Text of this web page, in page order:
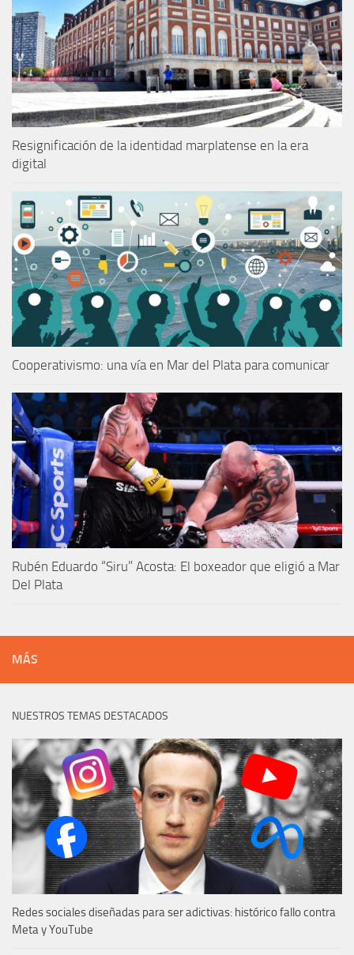
Resignificación de la identidad marplatense en la era
digital
Cooperativismo: una vía en Mar del Plata para comunicar
Rubén Eduardo “Siru” Acosta: El boxeador que eligió a Mar
Del Plata
MÁS
NUESTROS TEMAS DESTACADOS
Redes sociales diseñadas para ser adictivas: histórico fallo contra
Meta y YouTube